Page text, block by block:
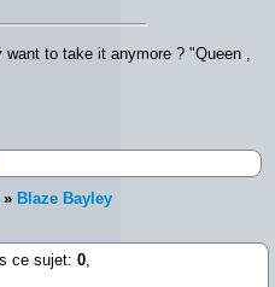
to take it anymore ? "Queen ,
» Blaze Bayley
ce sujet: 0